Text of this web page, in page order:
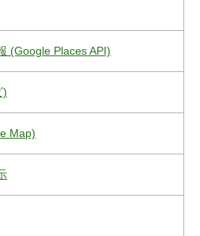
(Google Places API)
)
Map)